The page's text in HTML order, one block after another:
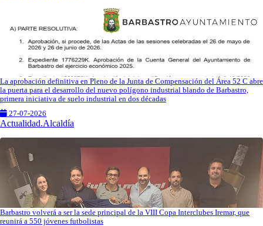
La aprobación definitiva en Pleno de la Junta de Compensación del Área 52 C abre
la puerta para el desarrollo del nuevo polígono industrial blando de Barbastro,
primera iniciativa de suelo industrial en dos décadas
27-07-2026
Actualidad.Alcaldía
Barbastro volverá a ser la sede principal de la VIII Copa Interclubes Iremar, que
reunirá a 550 jóvenes futbolistas